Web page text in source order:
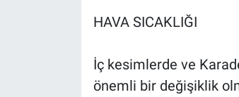
HAVA SICAKLIĞI
İç kesimlerde ve
önemli bir değişiklik